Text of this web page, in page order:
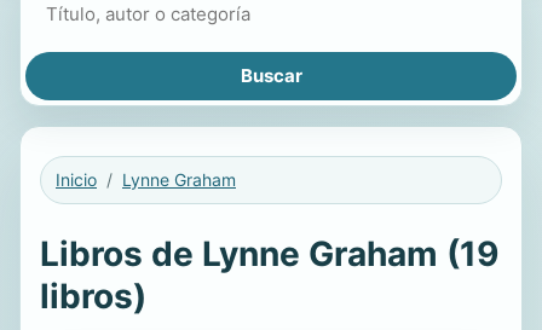
Inicio Lynne Graham
Libros de Lynne Graham (19
libros)